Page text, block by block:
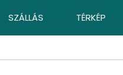
SZÁLLÁS TÉRKÉP